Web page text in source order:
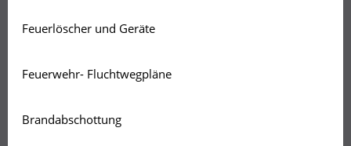
Feuerlöscher und Geräte
Feuerwehr- Fluchtwegpläne
Brandabschottung